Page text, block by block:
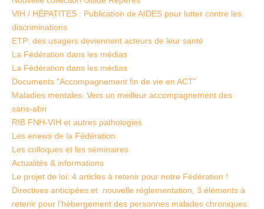
VIH / HÉPATITES : Publication de AIDES pour lutter contre les
discriminations
ETP: des usagers deviennent acteurs de leur santé
La Fédération dans les médias
La Fédération dans les médias
Documents "Accompagnement fin de vie en ACT"
Maladies mentales. Vers un meilleur accompagnement des
sans-abri
RIB FNH-VIH et autres pathologies
Les enews de la Fédération
Les colloques et les séminaires
Actualités & informations
Le projet de loi: 4 articles à retenir pour notre Fédération !
Directives anticipées et nouvelle réglementation, 3 éléments à
retenir pour l’hébergement des personnes malades chroniques.